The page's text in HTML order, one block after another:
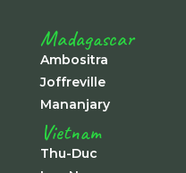
Madagascar
Ambositra
Joffreville
Mananjary
Vietnam
Thu-Duc